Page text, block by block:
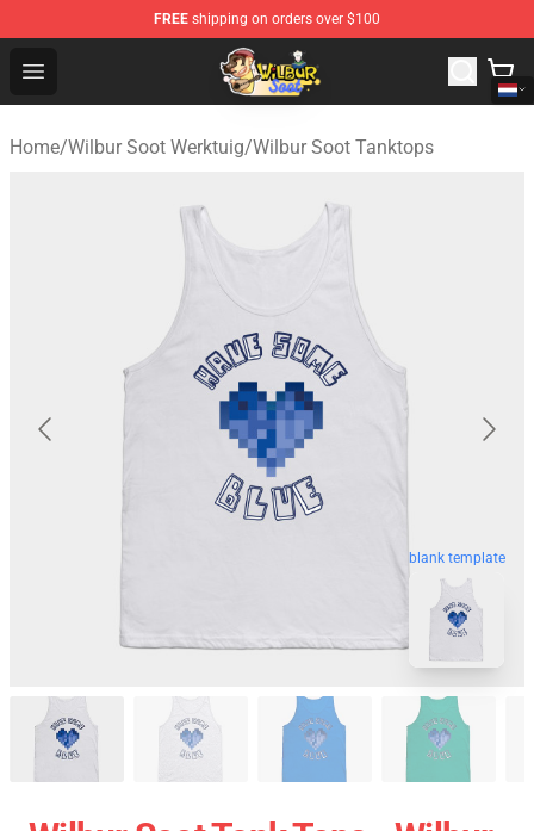
FREE shipping on orders over $100
Open menu
Wilbur Soot Shop - Official Wilbur Soot Merchandise
Home/Wilbur Soot Werktuig/Wilbur Soot Tanktops
blank template